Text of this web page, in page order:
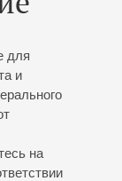
для
и
на
"Dammi
из
для
с
и
балета
с